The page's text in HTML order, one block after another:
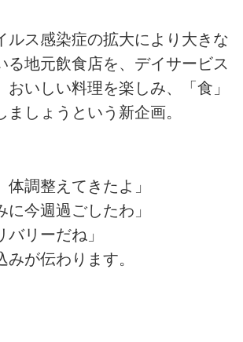
ルス感染症の拡大により大きな
る地元飲食店を、デイサービス
おいしい料理を楽しみ、「食」
ましょうという新企画。
体調整えてきたよ」
に今週過ごしたわ」
バリーだね」
みが伝わります。